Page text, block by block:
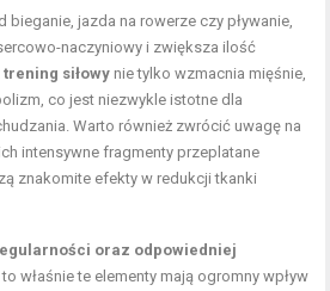
bieganie, jazda na rowerze czy pływanie,
naczyniowy i zwiększa ilość
trening siłowy nie tylko wzmacnia mięśnie,
co jest niezwykle istotne dla
Warto również zwrócić uwagę na
intensywne fragmenty przeplatane
znakomite efekty w redukcji tkanki
oraz odpowiedniej
to właśnie te elementy mają ogromny wpływ